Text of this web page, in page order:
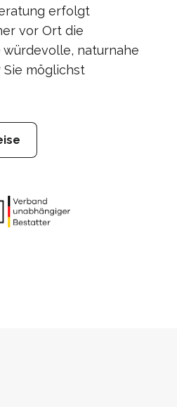
erfolgt
vor Ort die
naturnahe
Sie möglichst